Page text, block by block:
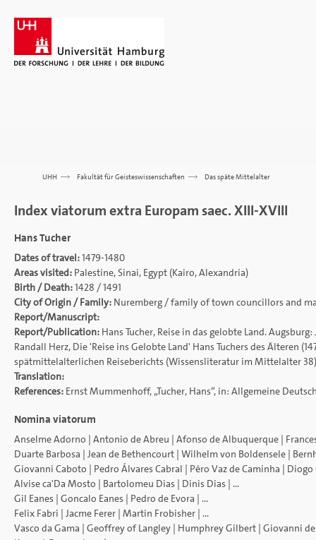
UHH >>> Fakultät für Geisteswissenschaften >>> Das späte Mittelalter
Index viatorum extra Europam saec. XIII-XVIII
Hans Tucher
Dates of travel:1479-1480
Areas visited: Palestine, Sinai, Egypt (Kairo, Alexandria)
Birth / Death:1428 / 1491
City of Origin / Family: Nuremberg / family of town councillors and
Report/Manuscript:
Report/Publication: Hans Tucher, Reise in das gelobte Land.
Randall Herz, Die 'Reise ins Gelobte Land' Hans Tuchers des Älteren
spätmittelalterlichen Reiseberichts (Wissensliteratur im Mittelalter
Translation:
References: Ernst Mummenhoff, „Tucher, Hans“, in: Allgemeine
Nomina viatorum
Anselme Adorno | Antonio de Abreu | Afonso de Albuquerque |
Duarte Barbosa | Jean de Bethencourt | Wilhelm von Boldensele |
Giovanni Caboto | Pedro Álvares Cabral | Pêro Vaz de Caminha | Diogo
Alvise ca'Da Mosto | Bartolomeu Dias | Dinis Dias | ...
Gil Eanes | Goncalo Eanes | Pedro de Evora | ...
Felix Fabri | Jacme Ferer | Martin Frobisher | ...
Vasco da Gama | Geoffrey of Langley | Humphrey Gilbert | Giovanni